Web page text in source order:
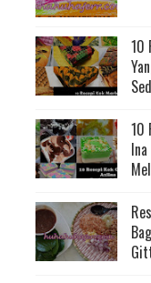
10
10